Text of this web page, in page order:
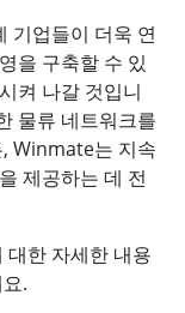
기업들이 더욱 연
을 구축할 수 있
켜 나갈 것입니
물류 네트워크를
Winmate는 지속
제공하는 데 전
대한 자세한 내용
.